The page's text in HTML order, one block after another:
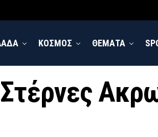
ΚΟΣΜΟΣ ΘΕΜΑΤΑ